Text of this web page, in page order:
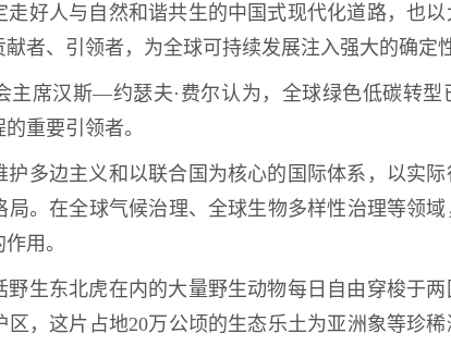
走好人与自然和谐共生的中国式现代化道路，也
者、引领者，为全球可持续发展注入强大的确定性
主席汉斯—约瑟夫·费尔认为，全球绿色低碳转型
重要引领者。
多边主义和以联合国为核心的国际体系，以实际
。在全球气候治理、全球生物多样性治理等领域
用。
野生东北虎在内的大量野生动物每日自由穿梭于
区，这片占地20万公顷的生态乐土为亚洲象等珍